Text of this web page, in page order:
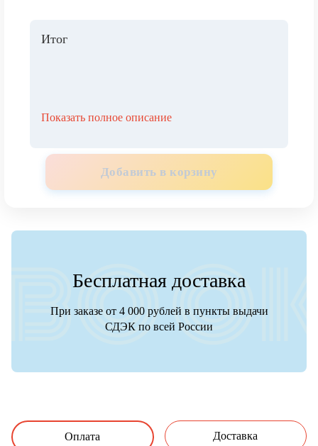
Итог
Показать полное описание
Добавить в корзину
Бесплатная доставка
При заказе от 4 000 рублей в пункты выдачи
СДЭК по всей России
Оплата Доставка